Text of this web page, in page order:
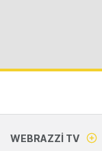
WEBRAZZI TV